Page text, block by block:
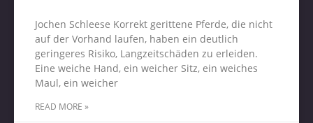
Jochen Schleese Korrekt gerittene Pferde, die nicht
auf der Vorhand laufen, haben ein deutlich
geringeres Risiko, Langzeitschäden zu erleiden.
Eine weiche Hand, ein weicher Sitz, ein weiches
Maul, ein weicher
READ MORE »